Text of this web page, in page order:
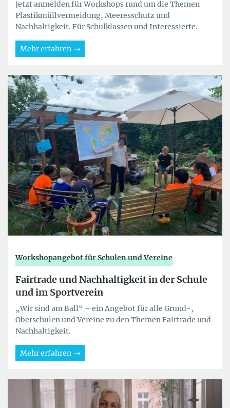
Jetzt anmelden für Workshops rund um die Themen
Plastikmüllvermeidung, Meeresschutz und
Nachhaltigkeit. Für Schulklassen und Interessierte.
Mehr erfahren
Workshopangebot für Schulen und Vereine
Fairtrade und Nachhaltigkeit in der Schule
und im Sportverein
„Wir sind am Ball“ – ein Angebot für alle Grund-,
Oberschulen und Vereine zu den Themen Fairtrade und
Nachhaltigkeit.
Mehr erfahren